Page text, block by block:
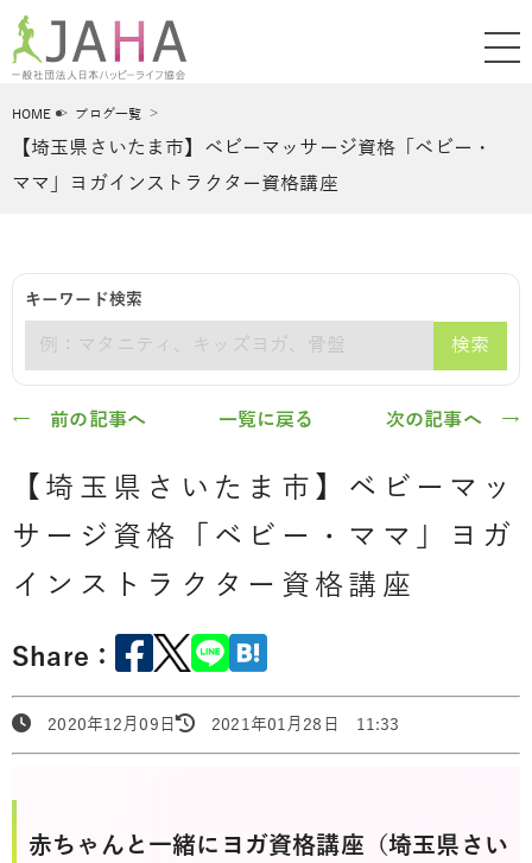
HOME ブログ一覧
【埼玉県さいたま市】ベビーマッサージ資格「ベビー・
ママ」ヨガインストラクター資格講座
キーワード検索
検索
← 前の記事へ 一覧に戻る 次の記事へ →
【埼玉県さいたま市】ベビーマッ
サージ資格「ベビー・ママ」ヨガ
インストラクター資格講座
Share：
2020年12月09日 2021年01月28日 11:33
赤ちゃんと一緒にヨガ資格講座（埼玉県さい